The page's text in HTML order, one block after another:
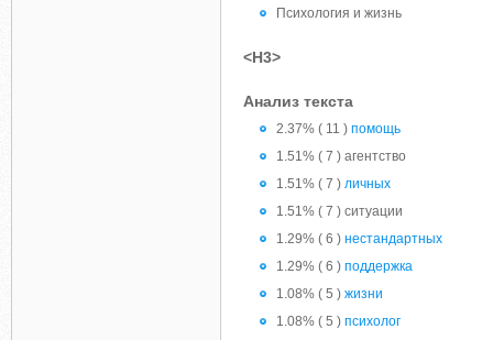
Психология и жизнь
<H3>
Анализ текста
2.37% ( 11 ) помощь
1.51% ( 7 ) агентство
1.51% ( 7 ) личных
1.51% ( 7 ) ситуации
1.29% ( 6 ) нестандартных
1.29% ( 6 ) поддержка
1.08% ( 5 ) жизни
1.08% ( 5 ) психолог